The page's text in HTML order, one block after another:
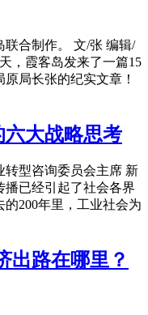
合制作。 文/张 编辑/
，霞客岛发来了一篇15
局长张的纪实文章！
大战略思考
转型咨询委员会主席 新
播已经引起了社会各界
200年里，工业社会为
出路在哪里？